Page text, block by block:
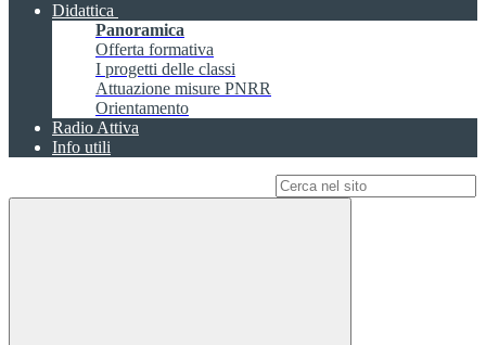
Didattica
Panoramica
Offerta formativa
I progetti delle classi
Attuazione misure PNRR
Orientamento
Radio Attiva
Info utili